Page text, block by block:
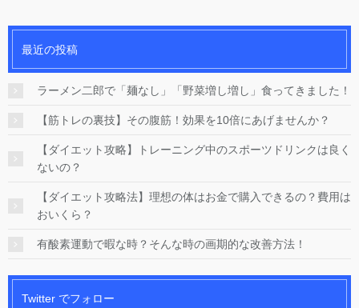
最近の投稿
ラーメン二郎で「麺なし」「野菜増し増し」食ってきました！
【筋トレの裏技】その腹筋！効果を10倍にあげませんか？
【ダイエット攻略】トレーニング中のスポーツドリンクは良く
ないの？
【ダイエット攻略法】理想の体はお金で購入できるの？費用は
おいくら？
有酸素運動で暇な時？そんな時の画期的な改善方法！
Twitter でフォロー